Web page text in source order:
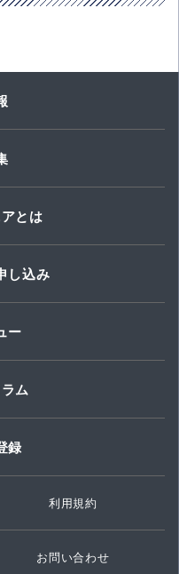
とは
し込み
ー
ム
録
利用規約
お問い合わせ